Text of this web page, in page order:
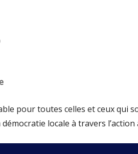
pour toutes celles et ceux qui
locale à travers l’action